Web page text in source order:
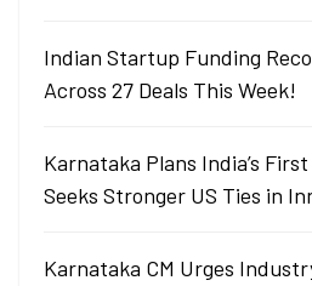
Indian Startup Funding
Across 27 Deals This Week!
Karnataka Plans India’s
Seeks Stronger US Ties in
Karnataka CM Urges